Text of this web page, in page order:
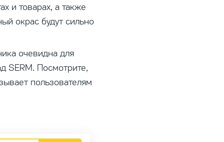
и товарах, а также
окрас будут сильно
очевидна для
SERM. Посмотрите,
пользователям